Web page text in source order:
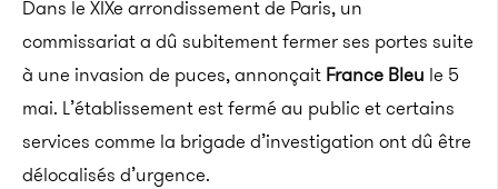
Dans le XIXe arrondissement de Paris, un
commissariat a dû subitement fermer ses portes suite
à une invasion de puces, annonçait France Bleu le 5
mai. L’établissement est fermé au public et certains
services comme la brigade d’investigation ont dû être
délocalisés d’urgence.